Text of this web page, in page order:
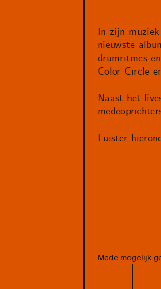
In zijn
nieuwste
drumritmes
Color Circle
Naast het
Luister
Mede mogelijk